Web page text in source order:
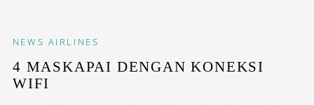
NEWS AIRLINES
4 MASKAPAI DENGAN KONEKSI
WIFI